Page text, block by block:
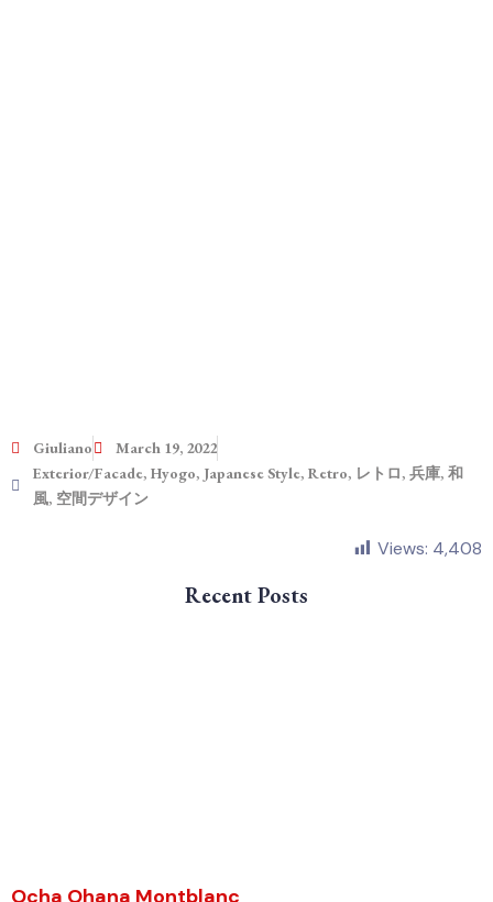
Giuliano
March 19, 2022
Exterior/Facade, Hyogo, Japanese Style, Retro, レトロ, 兵庫, 和
風, 空間デザイン
Views: 4,408
Recent Posts
Ocha Ohana Montblanc